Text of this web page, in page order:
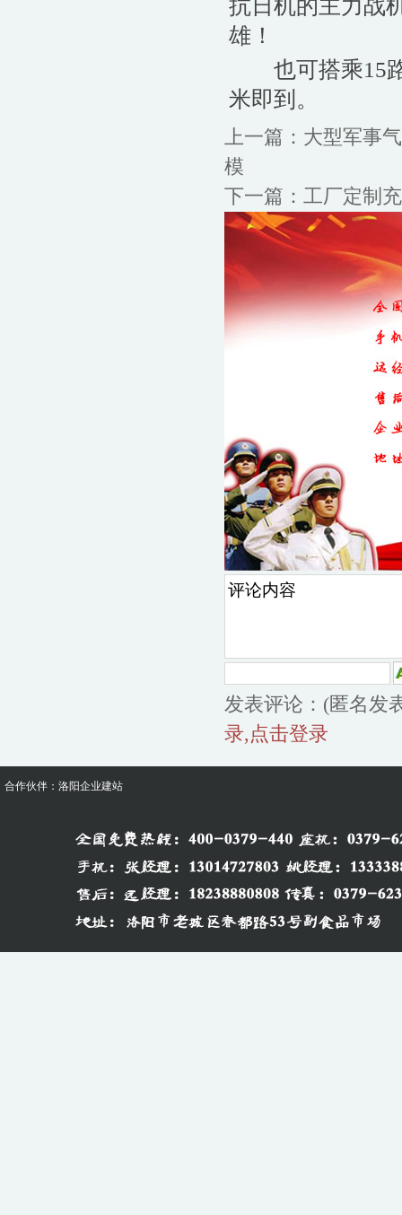
抗日机的主力战
雄！
也可搭乘15路
米即到。
上一篇： 大型军事
模
下一篇： 工厂定制
发表评论：(匿名发
录,点击登录
合作伙伴： 洛阳企业建站